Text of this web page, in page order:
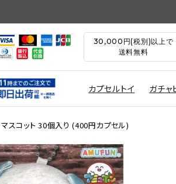
30,000円(税別)以上で
送料無料
カプセルトイ ガチャ
スコット 30個入り (400円カプセル)